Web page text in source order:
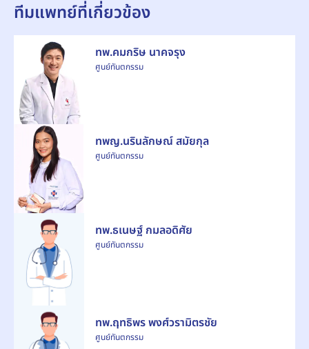
ทีมแพทย์ที่เกี่ยวข้อง
ทพ.คมกริษ นาคจรุง
ศูนย์ทันตกรรม
ทพญ.นรินลักษณ์ สมัยกุล
ศูนย์ทันตกรรม
ทพ.ธเนษฐ์ กมลอดิศัย
ศูนย์ทันตกรรม
ทพ.ฤทธิพร พงศ์วรามิตรชัย
ศูนย์ทันตกรรม